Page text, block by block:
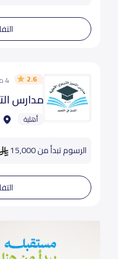
2.6 4 من التقييمات
مدارس
أهلية
الرسوم تبدأ من 15,000